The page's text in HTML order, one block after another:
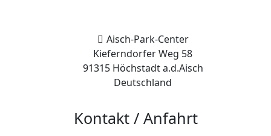
Aisch-Park-Center
Kieferndorfer Weg 58
91315 Höchstadt a.d.Aisch
Deutschland
Kontakt / Anfahrt